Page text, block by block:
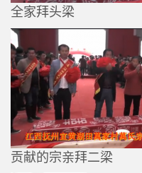
全家拜头梁
贡献的宗亲拜二梁